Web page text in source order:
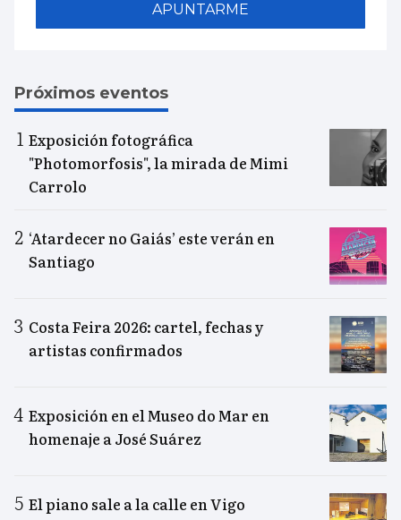
APUNTARME
Próximos eventos
Exposición fotográfica
"Photomorfosis", la mirada de Mimi
Carrolo
‘Atardecer no Gaiás’ este verán en
Santiago
Costa Feira 2026: cartel, fechas y
artistas confirmados
Exposición en el Museo do Mar en
homenaje a José Suárez
El piano sale a la calle en Vigo